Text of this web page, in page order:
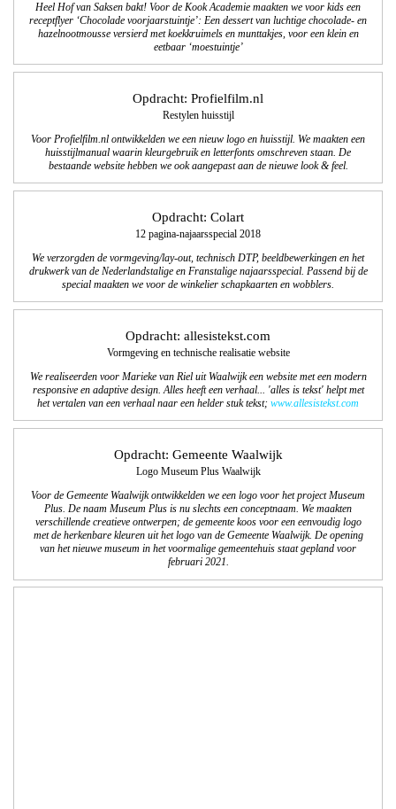
Heel Hof van Saksen bakt! Voor de Kook Academie maakten we voor kids een
receptflyer ‘Chocolade voorjaarstuintje’: Een dessert van luchtige chocolade- en
hazelnootmousse versierd met koekkruimels en munttakjes, voor een klein en
eetbaar ‘moestuintje’
Opdracht: Profielfilm.nl
Restylen huisstijl
Voor Profielfilm.nl ontwikkelden we een nieuw logo en huisstijl. We maakten een
huisstijlmanual waarin kleurgebruik en letterfonts omschreven staan. De
bestaande website hebben we ook aangepast aan de nieuwe look & feel.
Opdracht: Colart
12 pagina-najaarsspecial 2018
We verzorgden de vormgeving/lay-out, technisch DTP, beeldbewerkingen en het
drukwerk van de Nederlandstalige en Franstalige najaarsspecial. Passend bij de
special maakten we voor de winkelier schapkaarten en wobblers.
Opdracht: allesistekst.com
Vormgeving en technische realisatie website
We realiseerden voor Marieke van Riel uit Waalwijk een website met een modern
responsive en adaptive design. Alles heeft een verhaal... 'alles is tekst' helpt met
het vertalen van een verhaal naar een helder stuk tekst; www.allesistekst.com
Opdracht: Gemeente Waalwijk
Logo Museum Plus Waalwijk
Voor de Gemeente Waalwijk ontwikkelden we een logo voor het project Museum
Plus. De naam Museum Plus is nu slechts een conceptnaam. We maakten
verschillende creatieve ontwerpen; de gemeente koos voor een eenvoudig logo
met de herkenbare kleuren uit het logo van de Gemeente Waalwijk. De opening
van het nieuwe museum in het voormalige gemeentehuis staat gepland voor
februari 2021.